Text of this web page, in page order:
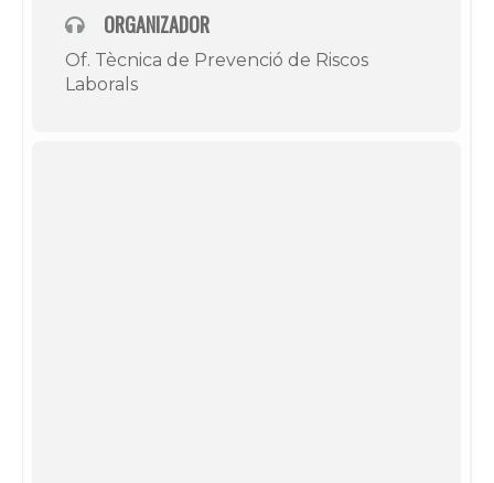
ORGANIZADOR
Of. Tècnica de Prevenció de Riscos
Laborals